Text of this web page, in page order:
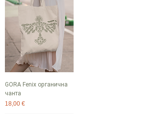
GORA Fenix органична
чанта
Цена
18,00 €